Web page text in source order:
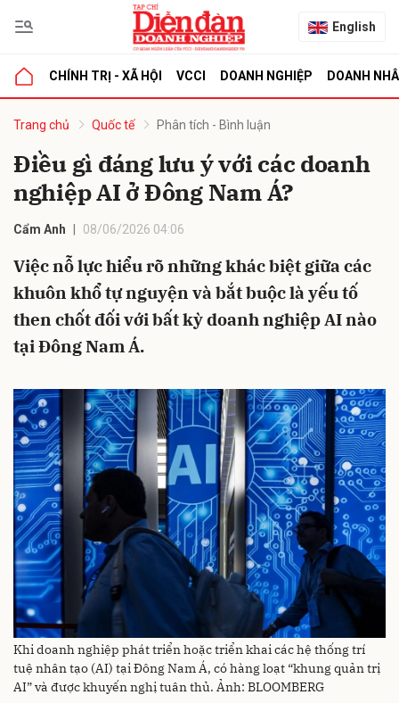
English
CHÍNH TRỊ - XÃ HỘI VCCI DOANH NGHIỆP DOANH
Trang chủ Quốc tế Phân tích - Bình luận
Điều gì đáng lưu ý với các doanh
nghiệp AI ở Đông Nam Á?
Cẩm Anh 08/06/2026 04:06
Việc nỗ lực hiểu rõ những khác biệt giữa các
khuôn khổ tự nguyện và bắt buộc là yếu tố
then chốt đối với bất kỳ doanh nghiệp AI nào
tại Đông Nam Á.
Khi doanh nghiệp phát triển hoặc triển khai các hệ thống trí
tuệ nhân tạo (AI) tại Đông Nam Á, có hàng loạt “khung quản trị
AI” và được khuyến nghị tuân thủ. Ảnh: BLOOMBERG
luận
Hủy